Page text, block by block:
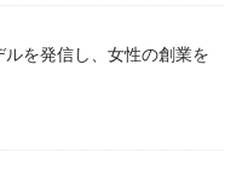
を発信し、女性の創業を